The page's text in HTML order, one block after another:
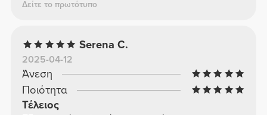
Δείτε το πρωτότυπο
Serena C.
2025-04-12
Άνεση
Ποιότητα
Τέλειος